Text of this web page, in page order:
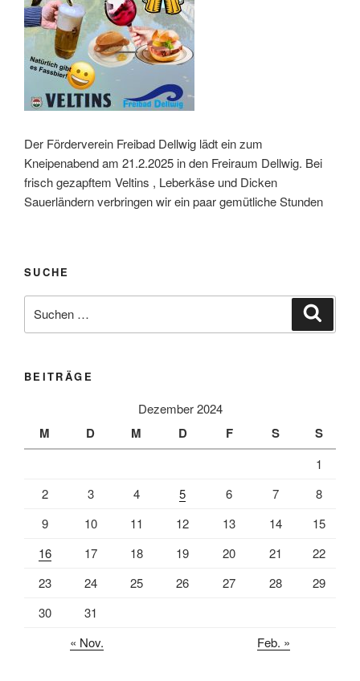
Der Förderverein Freibad Dellwig lädt ein zum
Kneipenabend am 21.2.2025 in den Freiraum Dellwig. Bei
frisch gezapftem Veltins , Leberkäse und Dicken
Sauerländern verbringen wir ein paar gemütliche Stunden
SUCHE
nach:
BEITRÄGE
Dezember 2024
M D M D F S S
1
2
3 4 5 6 7
8
9
10 11 12 13 14
15
16
17 18 19 20 21
22
23
24 25 26 27 28
29
30
31
« Nov.
Feb. »